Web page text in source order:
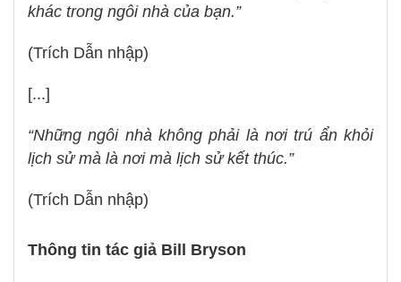
khác trong ngôi nhà của bạn.”
(Trích Dẫn nhập)
[...]
“Những ngôi nhà không phải là nơi trú ẩn khỏi
lịch sử mà là nơi mà lịch sử kết thúc.”
(Trích Dẫn nhập)
Thông tin tác giả Bill Bryson